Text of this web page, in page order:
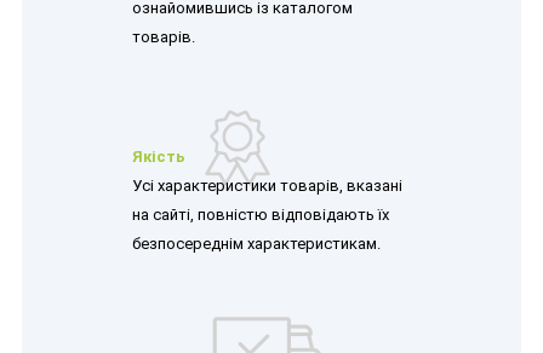
ознайомившись із каталогом
товарів.
Якість
Усі характеристики товарів, вказані
на сайті, повністю відповідають їх
безпосереднім характеристикам.